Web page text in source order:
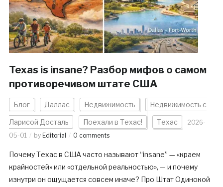
Texas is insane? Разбор мифов о самом
противоречивом штате США
Блог Даллас Недвижимость Недвижимость с
Ларисой Досталь Поехали в Техас! Техас
2026-
05-01
by Editorial 0 comments
Почему Техас в США часто называют “insane” — «краем
крайностей» или «отдельной реальностью», — и почему
изнутри он ощущается совсем иначе? Про Штат Одинокой